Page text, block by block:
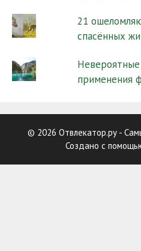
21
спасённых
применения
© 2026 Отвлекатор.ру -
Создано с